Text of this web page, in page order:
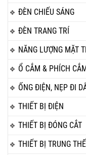
ĐÈN CHIẾU SÁNG
ĐÈN TRANG TRÍ
NĂNG LƯỢNG MẶT
Ổ CẮM & PHÍCH
ỐNG ĐIỆN, NẸP ĐI
THIẾT BỊ ĐIỆN
THIẾT BỊ ĐÓNG CẮT
THIẾT BỊ TRUNG THẾ